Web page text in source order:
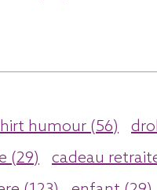
humour (56)
(29)
cadeau